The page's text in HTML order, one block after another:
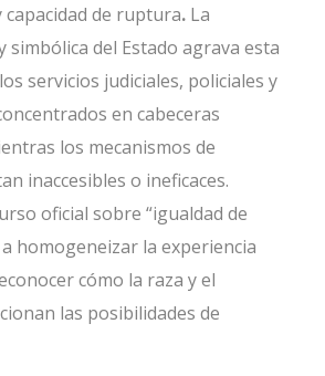
de ruptura. La
simbólica del Estado agrava esta
servicios judiciales, policiales y
en cabeceras
los mecanismos de
inaccesibles o ineficaces.
oficial sobre “igualdad de
homogeneizar la experiencia
cómo la raza y el
las posibilidades de